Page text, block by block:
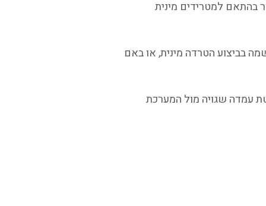
בהתאם למטרידים מינית
בביצוע הטרדה מינית, או באם
עמדה שגויה מול המערכת